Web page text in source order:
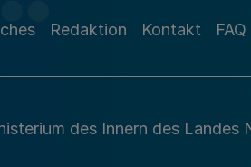
Redaktion Kontakt FAQ
des Innern des Landes